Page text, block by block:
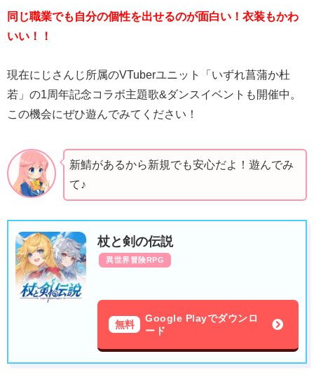
同じ職業でも自分の個性を出せるのが面白い！衣装もかわ
いい！！
現在にじさんじ所属のVTuberユニット「いずれ菖蒲か杜
若」の1周年記念コラボ主題歌&ダンスイベントも開催中。
この機会にぜひ遊んでみてください！
新鯖があるから新規でも安心だよ！遊んでみ
て♪
杖と剣の伝説
異世界冒険RPG
無料
Google Playでダウンロ
ード